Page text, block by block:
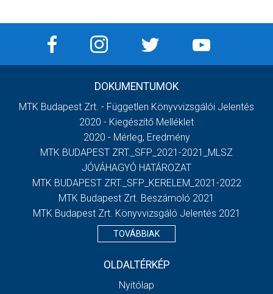
DOKUMENTUMOK
MTK Budapest Zrt. - Független Könyvvizsgálói Jelentés
2020 - Kiegészítő Melléklet
2020 - Mérleg, Eredmény
MTK BUDAPEST ZRT._SFP_2021-2021_MLSZ
JÓVÁHAGYÓ HATÁROZAT
MTK BUDAPEST ZRT._SFP_KERELEM_2021-2022
MTK Budapest Zrt. Beszámoló 2021
MTK Budapest Zrt. Könyvvizsgáló Jelentés 2021
TOVÁBBIAK
OLDALTÉRKÉP
Nyitólap